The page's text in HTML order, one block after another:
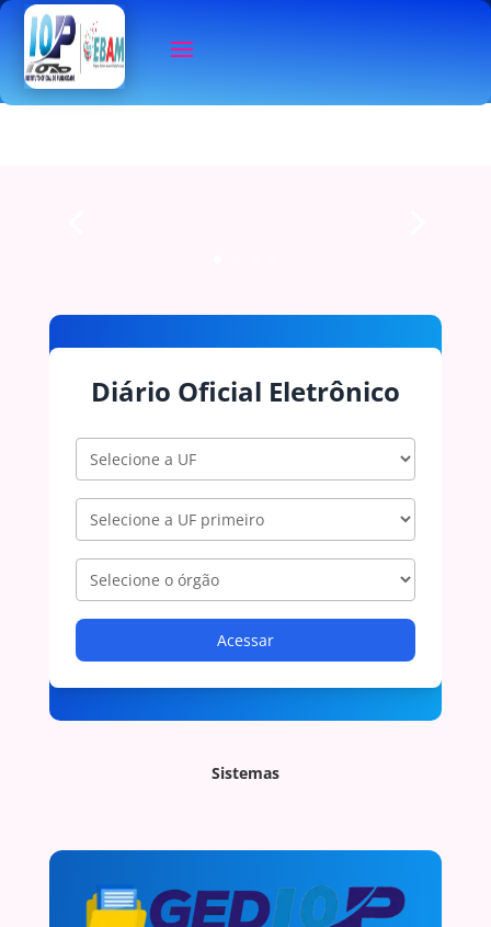
Diário Oficial Eletrônico
Acessar
Sistemas